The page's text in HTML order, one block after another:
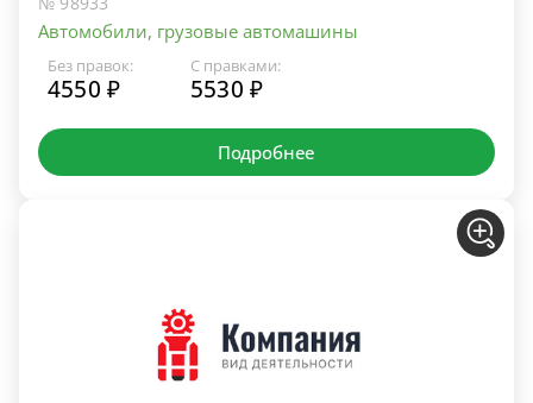
Автомобили, грузовые автомашины
Без правок:
4550 ₽
С правками:
5530 ₽
Подробнее